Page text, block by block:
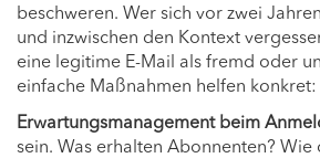
beschweren. Wer sich vor zwei
und inzwischen den Kontext
eine legitime E-Mail als fremd oder
einfache Maßnahmen helfen konkret:
Erwartungsmanagement beim
sein. Was erhalten Abonnenten? Wie